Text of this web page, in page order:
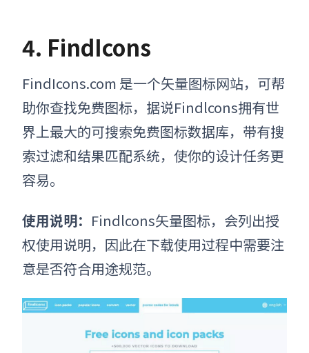
4. FindIcons
FindIcons.com 是一个矢量图标网站，可帮
助你查找免费图标，据说Findlcons拥有世
界上最大的可搜索免费图标数据库，带有搜
索过滤和结果匹配系统，使你的设计任务更
容易。
使用说明： Findlcons矢量图标，会列出授
权使用说明，因此在下载使用过程中需要注
意是否符合用途规范。